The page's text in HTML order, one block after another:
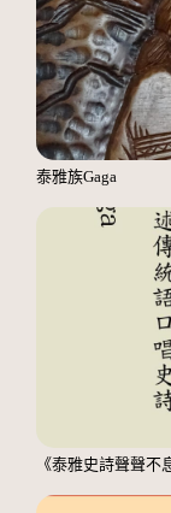
泰雅族Gaga
《泰雅史詩聲聲